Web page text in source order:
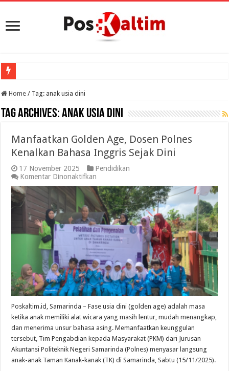
Home / Tag: anak usia dini
Tag Archives:anak usia dini
Manfaatkan Golden Age, Dosen Polnes
Kenalkan Bahasa Inggris Sejak Dini
17 November 2025
Pendidikan
Komentar Dinonaktifkan
Manfaatkan
Golden
Age,
Dosen
Polnes
Kenalkan
Bahasa
Inggris
Sejak
Dini
Poskaltim.id, Samarinda – Fase usia dini (golden age) adalah masa
ketika anak memiliki alat wicara yang masih lentur, mudah menangkap,
dan menerima unsur bahasa asing. Memanfaatkan keunggulan
tersebut, Tim Pengabdian kepada Masyarakat (PKM) dari Jurusan
Akuntansi Politeknik Negeri Samarinda (Polnes) menyasar langsung
anak-anak Taman Kanak-kanak (TK) di Samarinda, Sabtu (15/11/2025).